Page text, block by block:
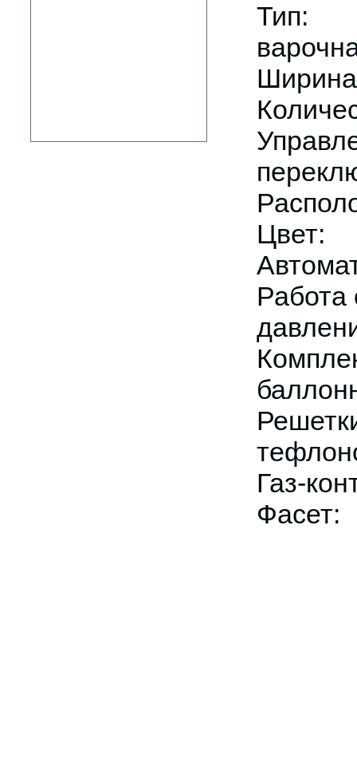
Тип:
Работа
Газ-